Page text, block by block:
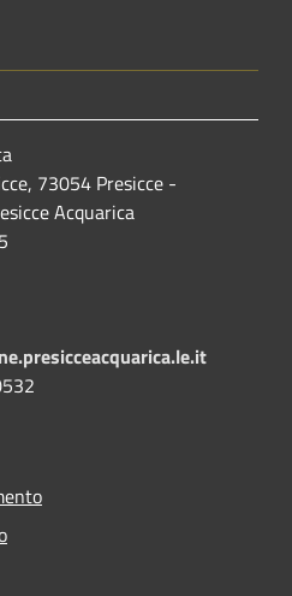
73054 Presicce -
Acquarica